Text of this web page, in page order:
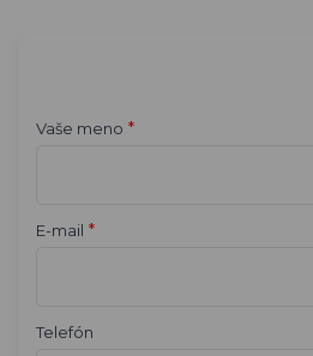
Vaše meno *
E-mail *
Telefón